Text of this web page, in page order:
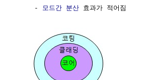
     -
모드간 분산 효과가 적어짐